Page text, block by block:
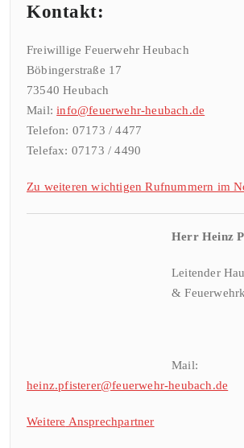
Kontakt:
Freiwillige Feuerwehr Heubach
Böbingerstraße 17
73540 Heubach
Mail:info@feuerwehr-heubach.de
Telefon: 07173 / 4477
Telefax: 07173 / 4490
Zu weiteren wichtigen Rufnummern im
Herr Heinz
Leitender
&
Mail:
heinz.pfisterer@feuerwehr-heubach.de
Weitere Ansprechpartner